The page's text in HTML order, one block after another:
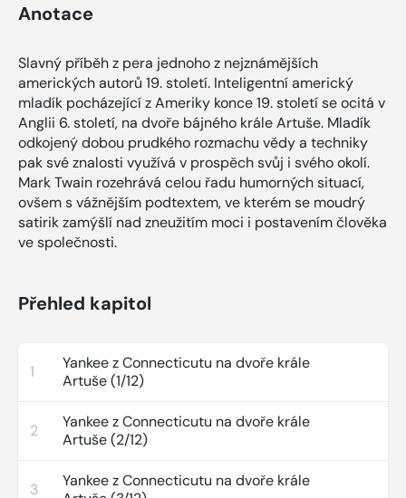
Anotace
Slavný příběh z pera jednoho z nejznámějších
amerických autorů 19. století. Inteligentní americký
mladík pocházející z Ameriky konce 19. století se ocitá v
Anglii 6. století, na dvoře bájného krále Artuše. Mladík
odkojený dobou prudkého rozmachu vědy a techniky
pak své znalosti využívá v prospěch svůj i svého okolí.
Mark Twain rozehrává celou řadu humorných situací,
ovšem s vážnějším podtextem, ve kterém se moudrý
satirik zamýšlí nad zneužitím moci i postavením člověka
ve společnosti.
Přehled kapitol
1
Yankee z Connecticutu na dvoře krále
Artuše (1/12)
2
Yankee z Connecticutu na dvoře krále
Artuše (2/12)
3
Yankee z Connecticutu na dvoře krále